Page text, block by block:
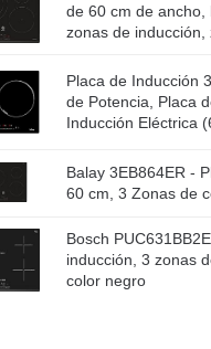
de 60 cm de ancho,
zonas de inducción,
Placa de Inducción
de Potencia, Placa
Inducción Eléctrica
Balay 3EB864ER -
60 cm, 3 Zonas de
Bosch
inducción, 3 zonas
color negro